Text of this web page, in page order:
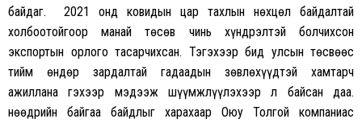
байдаг. 2021 онд ковидын цар тахлын нөхцөл байдалтай
холбоотойгоор манай төсөв чинь хүндрэлтэй болчихсон
экспортын орлого тасарчихсан. Тэгэхээр бид улсын төсвөөс
тийм өндөр зардалтай гадаадын зөвлөхүүдтэй хамтарч
ажиллана гэхээр мэдээж шүүмжлүүлэхээр л байсан даа.
Өнөөдрийн байгаа байдлыг харахаар Оюу Толгой компаниас